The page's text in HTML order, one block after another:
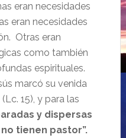
eran necesidades
eran necesidades
Otras eran
como también
espirituales.
marcó su venida
(Lc. 15), y para las
y dispersas
tienen pastor”.